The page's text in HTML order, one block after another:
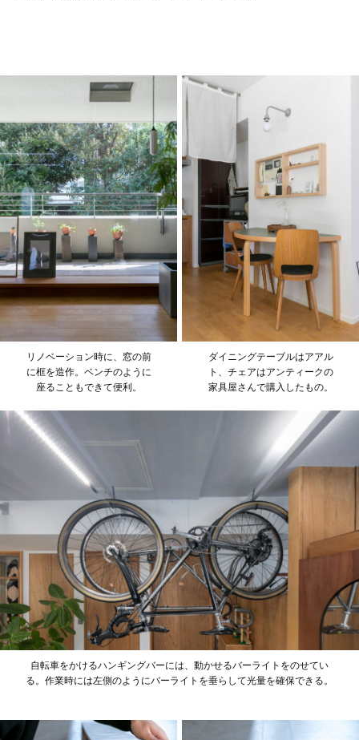
リノベーション時に、窓の前
に框を造作。ベンチのように
座ることもできて便利。
ダイニングテーブルはアアル
ト、チェアはアンティークの
家具屋さんで購入したもの。
自転車をかけるハンギングバーには、動かせるバーライトをのせてい
る。作業時には左側のようにバーライトを垂らして光量を確保できる。